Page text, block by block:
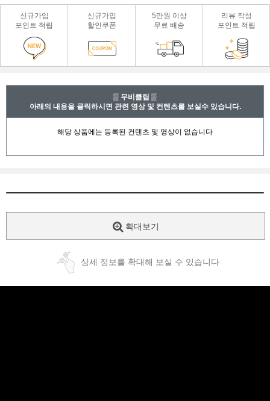
신규가입
포인트 적립
신규가입
할인쿠폰
5만원 이상
무료 배송
리뷰 작성
포인트 적립
▒ 무비클립 ▒
아래의 내용을 클릭하시면 관련 영상 및 컨텐츠를 보실수 있습니다.
확대보기
상세 정보를 확대해 보실 수 있습니다